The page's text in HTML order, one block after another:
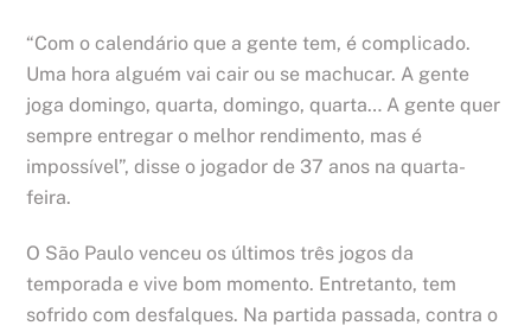
“Com o calendário que a gente tem, é complicado.
Uma hora alguém vai cair ou se machucar. A gente
joga domingo, quarta, domingo, quarta… A gente quer
sempre entregar o melhor rendimento, mas é
impossível”, disse o jogador de 37 anos na quarta-
feira.
O São Paulo venceu os últimos três jogos da
temporada e vive bom momento. Entretanto, tem
sofrido com desfalques. Na partida passada, contra o